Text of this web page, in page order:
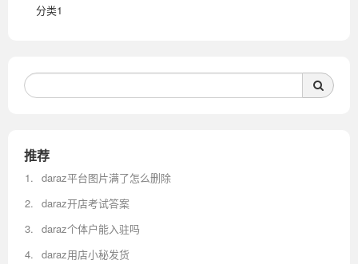
分类1
推荐
daraz平台图片满了怎么删除
daraz开店考试答案
daraz个体户能入驻吗
daraz用店小秘发货